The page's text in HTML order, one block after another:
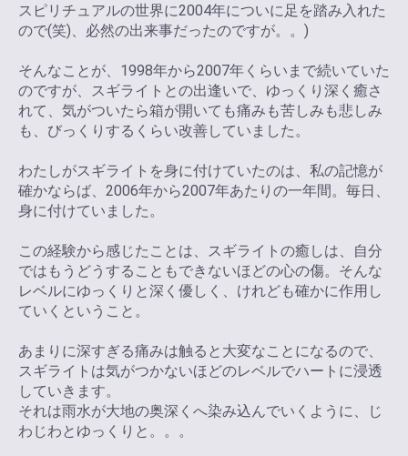
スピリチュアルの世界に2004年についに足を踏み入れた
ので(笑)、必然の出来事だったのですが。。)
そんなことが、1998年から2007年くらいまで続いていた
のですが、スギライトとの出逢いで、ゆっくり深く癒さ
れて、気がついたら箱が開いても痛みも苦しみも悲しみ
も、びっくりするくらい改善していました。
わたしがスギライトを身に付けていたのは、私の記憶が
確かならば、2006年から2007年あたりの一年間。毎日、
身に付けていました。
この経験から感じたことは、スギライトの癒しは、自分
ではもうどうすることもできないほどの心の傷。そんな
レベルにゆっくりと深く優しく、けれども確かに作用し
ていくということ。
あまりに深すぎる痛みは触ると大変なことになるので、
スギライトは気がつかないほどのレベルでハートに浸透
していきます。
それは雨水が大地の奥深くへ染み込んでいくように、じ
わじわとゆっくりと。。。